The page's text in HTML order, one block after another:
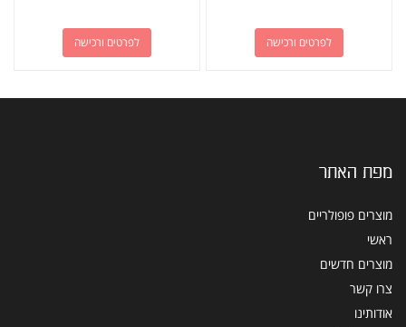
לפרטים ורכישה לפרטים ורכישה
מפת האתר
מוצרים פופולריים
ראשי
מוצרים חדשים
צרו קשר
אודותינו